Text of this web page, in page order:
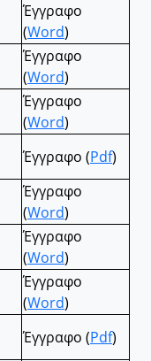
Έγγραφο
(Word)
Έγγραφο
(Word)
Έγγραφο
(Word)
Έγγραφο (Pdf)
Έγγραφο
(Word)
Έγγραφο
(Word)
Έγγραφο
(Word)
Έγγραφο (Pdf)